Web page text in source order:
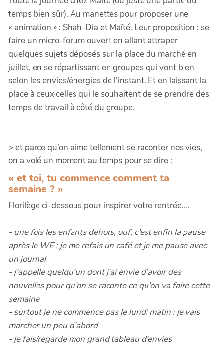
temps bien sûr). Au manettes pour proposer une
« animation » : Shah-Dia et Maïté. Leur proposition : se
faire un micro-forum ouvert en allant attraper
quelques sujets déposés sur la place du marché en
juillet, en se répartissant en groupes qui vont bien
selon les envies/énergies de l’instant. Et en laissant la
place à ceux·celles qui le souhaitent de se prendre des
temps de travail à côté du groupe.
> et parce qu’on aime tellement se raconter nos vies,
on a volé un moment au temps pour se dire :
« et toi, tu commence comment ta
semaine ? »
Florilège ci-dessous pour inspirer votre rentrée….
- une fois les enfants dehors, ouf, c’est enfin la pause
après le WE : je me refais un café et je me pause avec
un journal
- j’appelle quelqu’un dont j’ai envie d’avoir des
nouvelles pour qu’on se raconte ce qu’on va faire cette
semaine
- surtout je ne commence pas le lundi matin : je vais
marcher un peu d’abord
- je fais/regarde mon grand tableau d’envies